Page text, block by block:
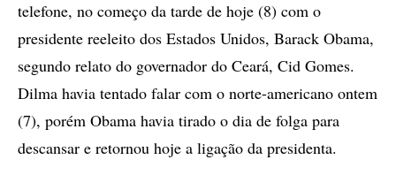
telefone, no começo da tarde de hoje (8) com o
presidente reeleito dos Estados Unidos, Barack Obama,
segundo relato do governador do Ceará, Cid Gomes.
Dilma havia tentado falar com o norte-americano ontem
(7), porém Obama havia tirado o dia de folga para
descansar e retornou hoje a ligação da presidenta.